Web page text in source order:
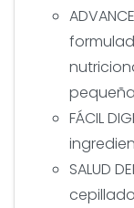
FÁCIL
SALUD